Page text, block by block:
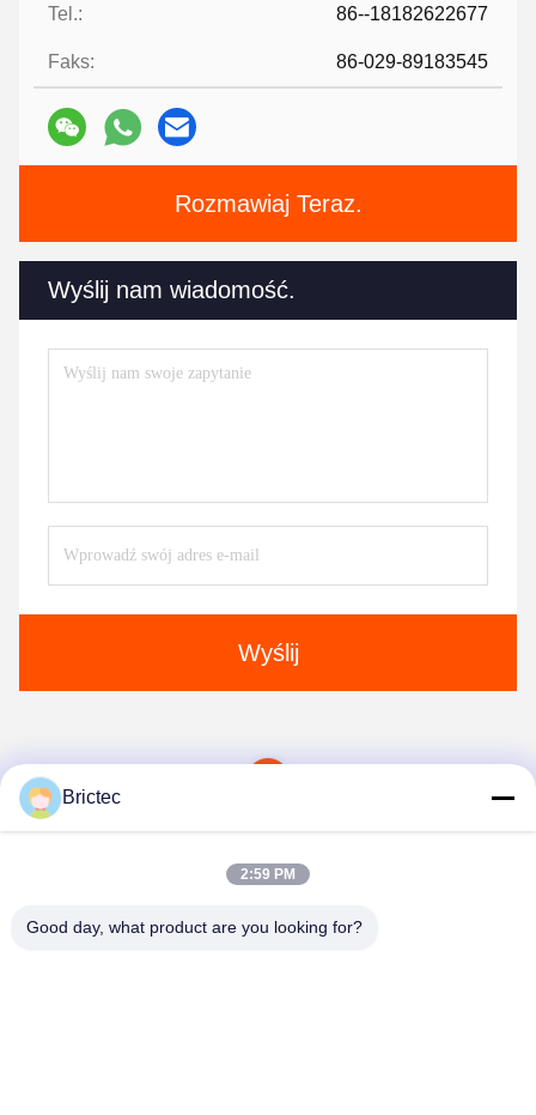
Tel.: 86--18182622677
Faks: 86-029-89183545
Rozmawiaj Teraz.
Wyślij nam wiadomość.
Wyślij
Brictec
2:59 PM
Good day, what product are you looking for?